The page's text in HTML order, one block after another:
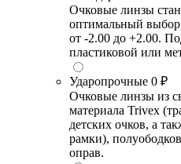
Очковые линзы
оптимальный выбор
от -2.00 до +2.00.
пластиковой или
Ударопрочные 0 ₽
Очковые линзы из
материала Trivex
детских очков, а
рамки),
оправ.